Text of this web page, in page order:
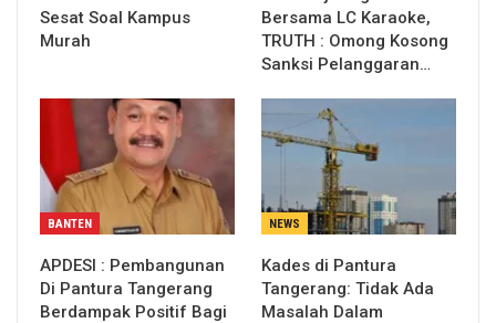
Sesat Soal Kampus
Murah
Bersama LC Karaoke,
TRUTH : Omong Kosong
Sanksi Pelanggaran…
BANTEN
APDESI : Pembangunan
Di Pantura Tangerang
Berdampak Positif Bagi
NEWS
Kades di Pantura
Tangerang: Tidak Ada
Masalah Dalam